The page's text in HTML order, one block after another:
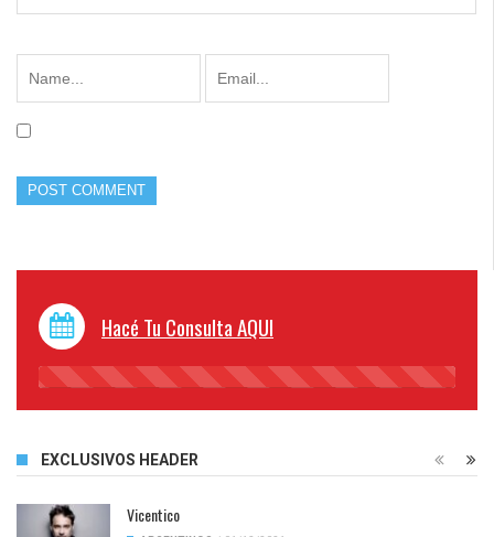
Hacé Tu Consulta AQUI
45%
EXCLUSIVOS HEADER
Vicentico